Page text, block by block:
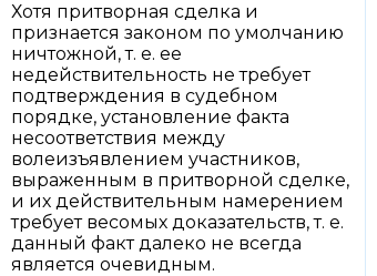
Хотя притворная сделка и
признается законом по умолчанию
ничтожной, т. е. ее
недействительность не требует
подтверждения в судебном
порядке, установление факта
несоответствия между
волеизъявлением участников,
выраженным в притворной сделке,
и их действительным намерением
требует весомых доказательств, т. е.
данный факт далеко не всегда
является очевидным.